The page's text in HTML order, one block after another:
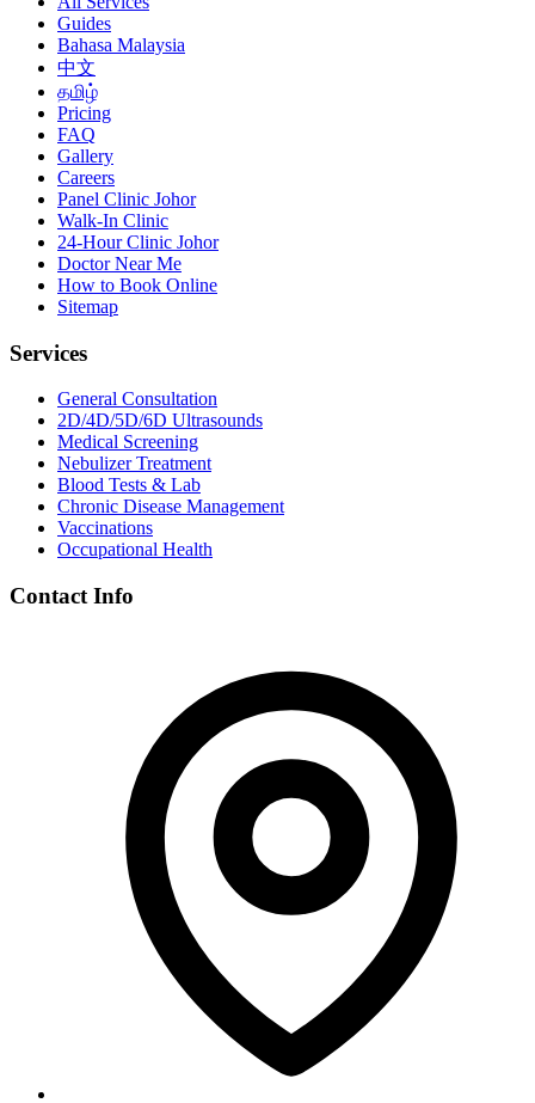
Guides
Bahasa Malaysia
中文
தமிழ்
Pricing
FAQ
Gallery
Careers
Panel Clinic Johor
Walk-In Clinic
24-Hour Clinic Johor
Doctor Near Me
How to Book Online
Sitemap
Services
General Consultation
2D/4D/5D/6D Ultrasounds
Medical Screening
Nebulizer Treatment
Blood Tests & Lab
Chronic Disease Management
Vaccinations
Occupational Health
Contact Info